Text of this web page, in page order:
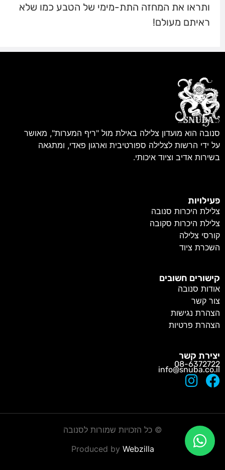
ותראו את המחזה התת-מימי של הטבע כמו שלא
ראיתם מעולם!
סנובה הוא מועדון צלילה באילת מול "ריף המערות", מאושר
על ידי הרשות לצלילה ספורטיבית וארגון פאדי, ומתגאה
בשירות אדיב וציוד איכותי.
פעילויות
צלילת היכרות סנובה
צלילת היכרות סקובה
קורסי צלילה
השכרת ציוד
קישורים חשובים
אודות סנובה
צור קשר
הצהרת נגישות
הצהרת פרטיות
יצירת קשר
08-6372722
info@snuba.co.il
©כל הזכויות שמורות לסנובה
Produced byWebzilla